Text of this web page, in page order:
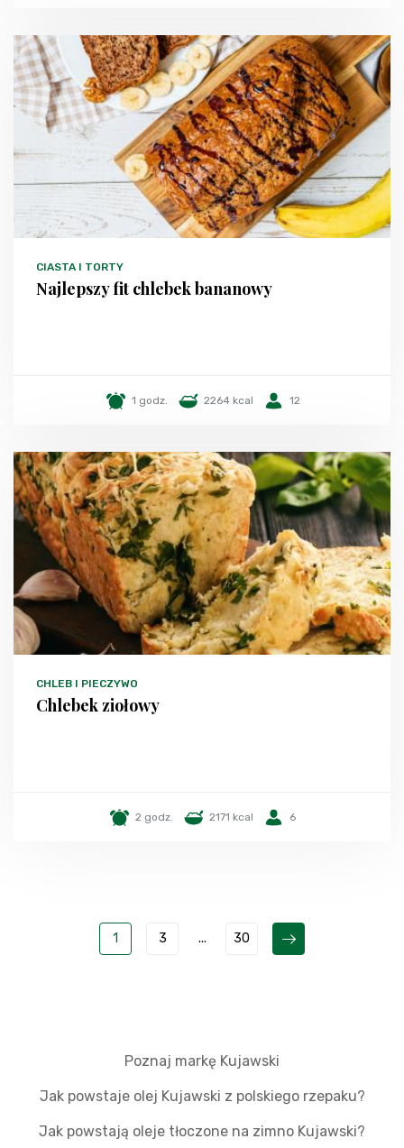
CIASTA I TORTY
Najlepszy fit chlebek bananowy
1 godz. 2264 kcal 12
CHLEB I PIECZYWO
Chlebek ziołowy
2 godz. 2171 kcal 6
1 3 ... 30
Poznaj markę Kujawski
Jak powstaje olej Kujawski z polskiego rzepaku?
Jak powstają oleje tłoczone na zimno Kujawski?